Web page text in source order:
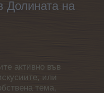
Долината на
активно във
или
тема,